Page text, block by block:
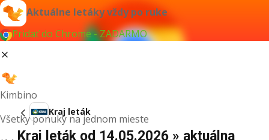
Aktuálne letáky vždy po ruke
Pridať do Chrome - ZADARMO
Kimbino
Všetky ponuky na jednom mieste
Kraj leták
Kraj leták od 14.05.2026 » aktuálna